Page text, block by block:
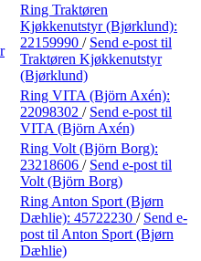
Ring Traktøren
Kjøkkenutstyr (Bjørklund):
22159990 / Send e-post til
Traktøren Kjøkkenutstyr
(Bjørklund)
Ring VITA (Björn Axén):
22098302 / Send e-post til
VITA (Björn Axén)
Ring Volt (Björn Borg):
23218606 / Send e-post til
Volt (Björn Borg)
Ring Anton Sport (Bjørn
Dæhlie): 45722230 / Send e-
post til Anton Sport (Bjørn
Dæhlie)